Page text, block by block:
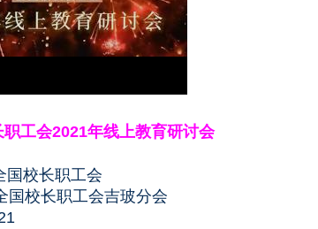
工会2021年线上教育研讨会
国校长职工会
国校长职工会吉玻分会